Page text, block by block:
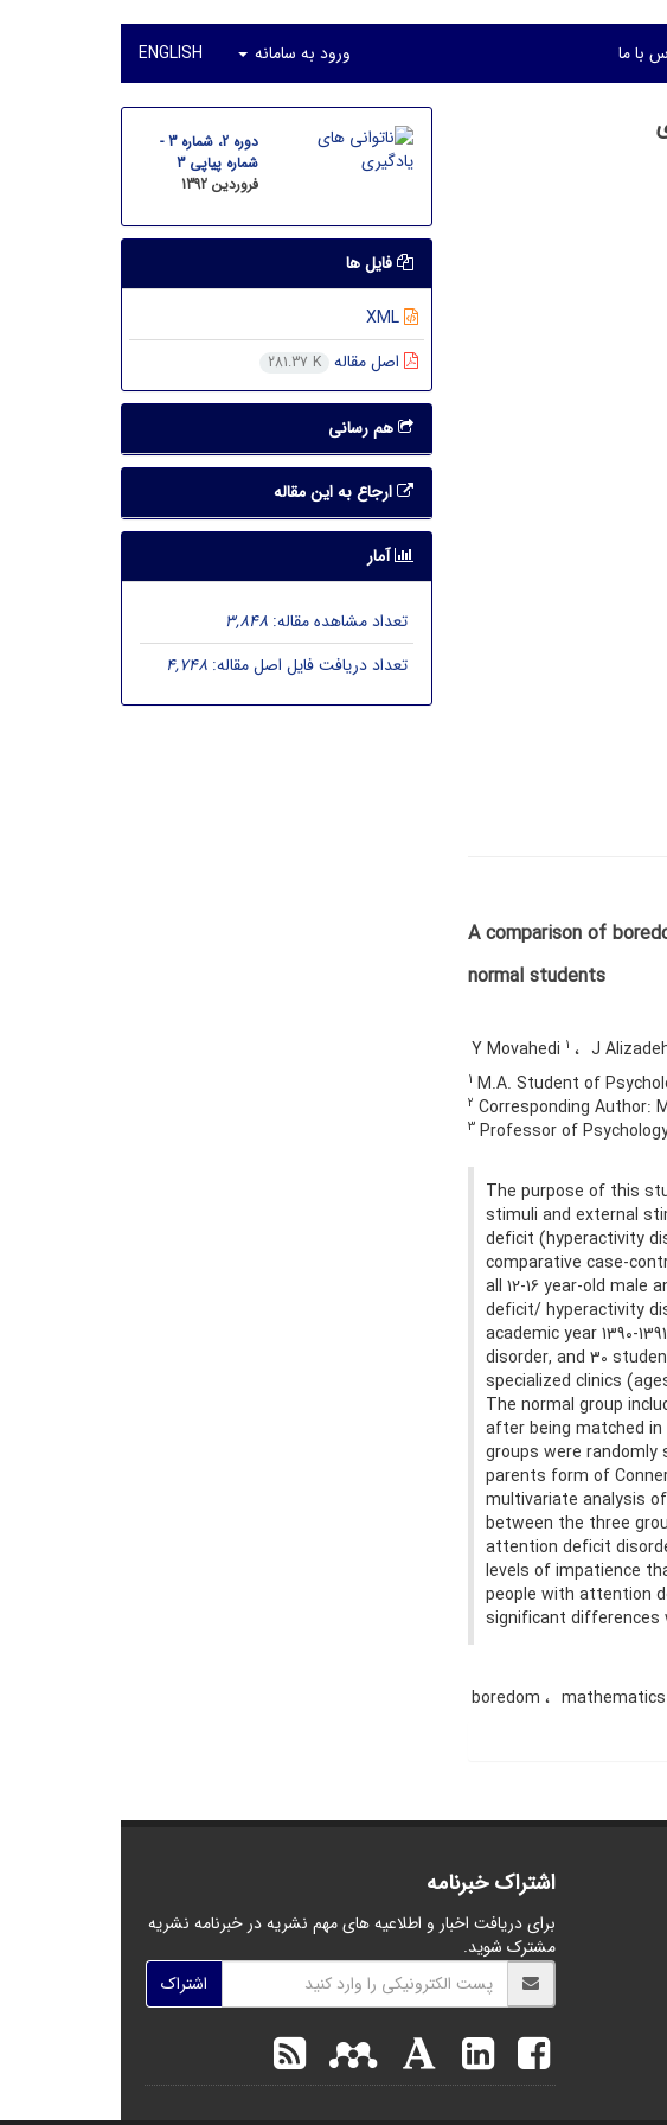
با ما ورود به سامانه ENGLISH
A comparison of
normal students
Y Movahedi 1 J
1 M.A. Student of
2 Corresponding Author:
3Professor of
The purpose of this
stimuli and external
deficit (hyperactivity
comparative case-
all 12-16 year-old
deficit/ hyperactivity
academic year 1390-
disorder, and 30
specialized clinics
The normal group
after being matched
groups were randomly
parents form of
multivariate analysis
between the three
attention deficit
levels of impatience
people with attention
significant differences
boredom
دوره 2، شماره 3 -
شماره پیاپی 3
فروردین 1392
فایل ها
XML
اصل مقاله
281.37 K
هم رسانی
ارجاع به این مقاله
آمار
تعداد مشاهده مقاله:3,848
تعداد دریافت فایل اصل مقاله:4,748
اشتراک خبرنامه
برای دریافت اخبار و اطلاعیه های مهم نشریه در خبرنامه نشریه
مشترک شوید.
اشتراک